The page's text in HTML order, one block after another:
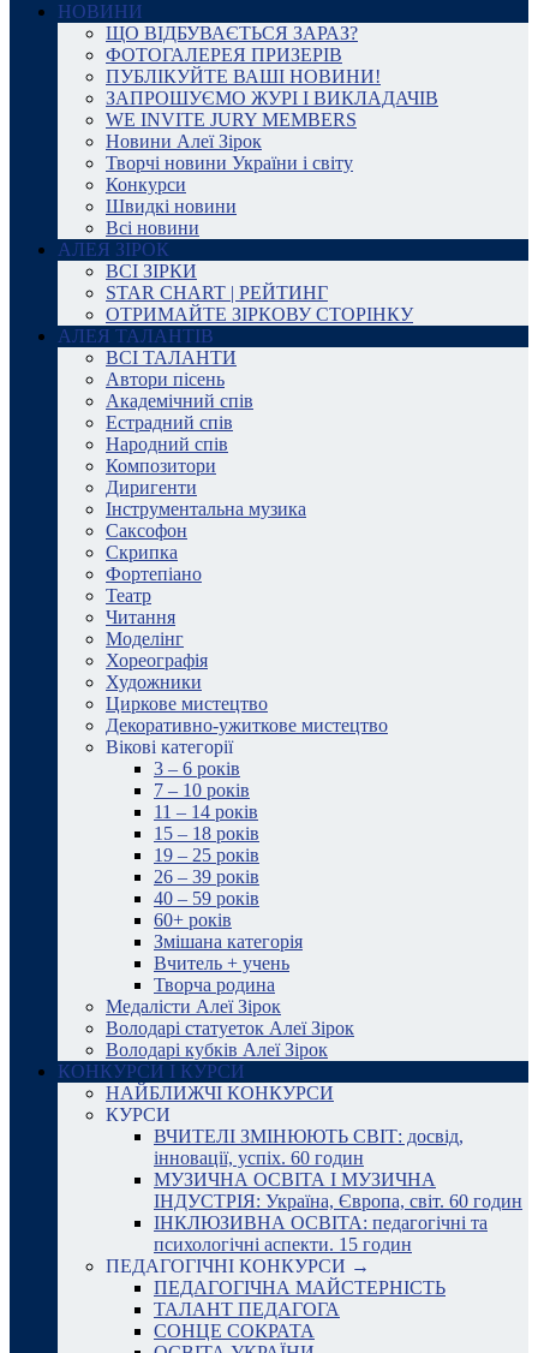
НОВИНИ
ЩО ВІДБУВАЄТЬСЯ ЗАРАЗ?
ФОТОГАЛЕРЕЯ ПРИЗЕРІВ
ПУБЛІКУЙТЕ ВАШІ НОВИНИ!
ЗАПРОШУЄМО ЖУРІ І ВИКЛАДАЧІВ
WE INVITE JURY MEMBERS
Новини Алеї Зірок
Творчі новини України і світу
Конкурси
Швидкі новини
Всі новини
АЛЕЯ ЗІРОК
ВСІ ЗІРКИ
STAR CHART | РЕЙТИНГ
ОТРИМАЙТЕ ЗІРКОВУ СТОРІНКУ
АЛЕЯ ТАЛАНТІВ
ВСІ ТАЛАНТИ
Автори пісень
Академічний спів
Естрадний спів
Народний спів
Композитори
Диригенти
Інструментальна музика
Саксофон
Скрипка
Фортепіано
Театр
Читання
Моделінг
Хореографія
Художники
Циркове мистецтво
Декоративно-ужиткове мистецтво
Вікові категорії
3 – 6 років
7 – 10 років
11 – 14 років
15 – 18 років
19 – 25 років
26 – 39 років
40 – 59 років
60+ років
Змішана категорія
Вчитель + учень
Творча родина
Медалісти Алеї Зірок
Володарі статуеток Алеї Зірок
Володарі кубків Алеї Зірок
КОНКУРСИ І КУРСИ
НАЙБЛИЖЧІ КОНКУРСИ
КУРСИ
ВЧИТЕЛІ ЗМІНЮЮТЬ СВІТ: досвід,
інновації, успіх. 60 годин
МУЗИЧНА ОСВІТА І МУЗИЧНА
ІНДУСТРІЯ: Україна, Європа, світ. 60 годин
ІНКЛЮЗИВНА ОСВІТА: педагогічні та
психологічні аспекти. 15 годин
ПЕДАГОГІЧНІ КОНКУРСИ →
ПЕДАГОГІЧНА МАЙСТЕРНІСТЬ
ТАЛАНТ ПЕДАГОГА
СОНЦЕ СОКРАТА